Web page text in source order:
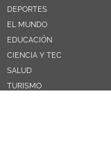
DEPORTES
EL MUNDO
EDUCACIÓN
CIENCIA Y TEC
SALUD
TURISMO